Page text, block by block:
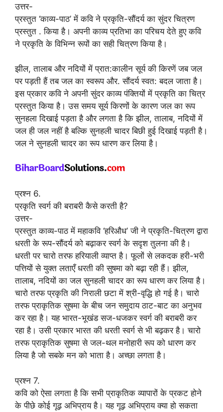
उत्तर-
प्रस्तुत ‘काव्य-पाठ’ में कवि ने प्रकृति-सौंदर्य का सुंदर चित्रण
प्रस्तुत . किया है। अपनी काव्य प्रतिभा का परिचय देते हुए कवि
ने प्रकृति के विभिन्न रूपों का सही चित्रण किया है।
झील, तालाब और नदियों में प्रात:कालीन सूर्य की किरणें जब जल
पर पड़ती हैं तब जल का स्वरूप और. सौंदर्य स्वत: बदल जाता है।
इस प्रकार कवि ने अपनी सुंदर काव्य पंक्तियों में प्रकृति का चित्र
प्रस्तुत किया है। उस समय सूर्य किरणों के कारण जल का रूप
सुनहला दिखाई पड़ता है और लगता है कि झील, तालाब, नदियों में
जल ही जल नहीं है बल्कि सुनहली चादर बिछी हुई दिखाई पड़ती है।
जल ने सुनहली चादर का रूप धारण कर लिया है।
प्रश्न 6.
प्रकृति स्वर्ग की बराबरी कैसे करती है?
उत्तर-
प्रस्तुत काव्य-पाठ में महाकवि ‘हरिऔध’ जी ने प्रकृति-चित्रण द्वारा
धरती के रूप-सौंदर्य को बढ़ाकर स्वर्ग के सदृश तुलना की है।
धरती पर चारो तरफ हरियाली व्याप्त है। फूलों से लकदक हरी-भरी
पत्तियों से युक्त लताएँ धरती की सुषमा को बढ़ा रही हैं। झील,
तालाब, नदियों का जल सुनहली चादर का रूप धारण कर लिया है।
चारो तरफ प्रकृति की निराली छटा में श्री-वृद्धि हो गई है। चारो
तरफ प्राकृतिक सुषमा के बीच जन समुदाय ठाट-बाट का अनुभव
कर रहा है। यह भारत-भूखंड सज-धजकर स्वर्ग की बराबरी कर
रहा है। उसी प्रकार भारत की धरती स्वर्ग से भी बढ़कर है। चारो
तरफ प्राकृतिक सुषमा से जल-थल मनोहारी रूप को धारण कर
लिया है जो सबके मन को भाता है। अच्छा लगता है।
प्रश्न 7.
कवि को ऐसा लगता है कि सभी प्राकृतिक व्यापारों के प्रकट होने
के पीछे कोई गूढ़ अभिप्राय है। यह गूढ़ अभिप्राय क्या हो सकता